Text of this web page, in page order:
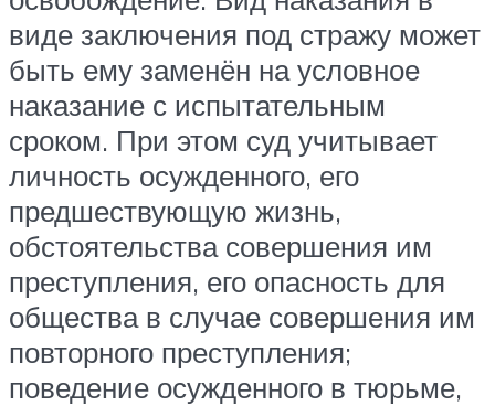
виде заключения под стражу может
быть ему заменён на условное
наказание с испытательным
сроком. При этом суд учитывает
личность осужденного, его
предшествующую жизнь,
обстоятельства совершения им
преступления, его опасность для
общества в случае совершения им
повторного преступления;
поведение осужденного в тюрьме,